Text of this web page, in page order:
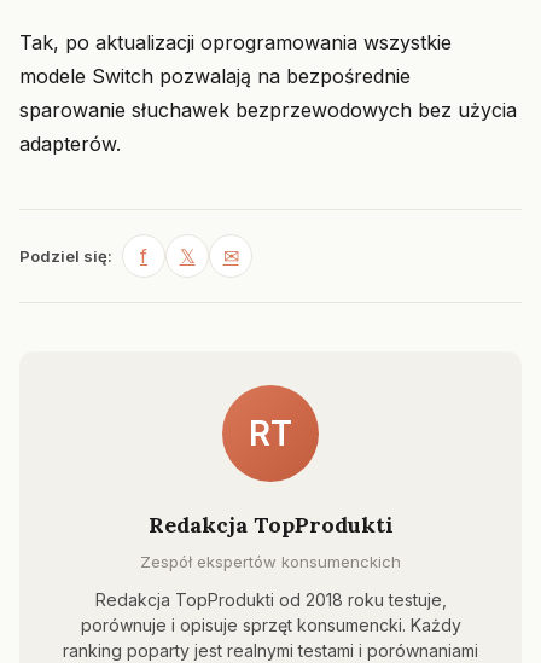
Tak, po aktualizacji oprogramowania wszystkie
modele Switch pozwalają na bezpośrednie
sparowanie słuchawek bezprzewodowych bez użycia
adapterów.
Podziel się: f 𝕏 ✉
RT
Redakcja TopProdukti
Zespół ekspertów konsumenckich
Redakcja TopProdukti od 2018 roku testuje,
porównuje i opisuje sprzęt konsumencki. Każdy
ranking poparty jest realnymi testami i porównaniami